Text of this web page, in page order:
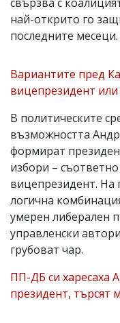
най-открито го
последните месеци.
Вариантите пред
вицепрезидент
В политическите
възможността
формират
избори –
вицепрезидент. На
логична
умерен либерален
управленски
грубоват чар.
ПП-ДБ си харесаха
президент,